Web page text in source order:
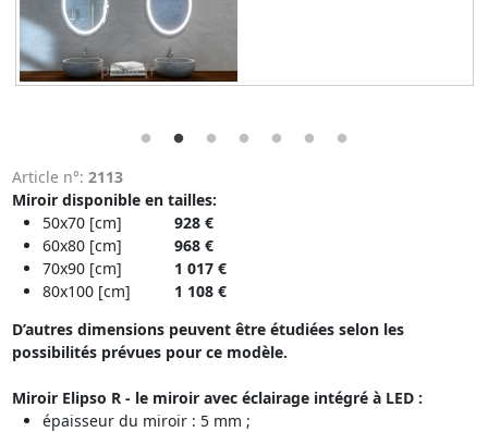
Article n°: 2113
Miroir disponible en tailles​:
50x70 [cm]​
928 €
60x80 [cm]
968 €
70x90 [cm]​ 1 017 €
80x100 [cm]​ 1 108 €
D’autres dimensions peuvent être étudiées selon les
possibilités prévues pour ce modèle.
Miroir Elipso R - le miroir avec éclairage intégré à LED:
épaisseur du miroir : 5 mm ;